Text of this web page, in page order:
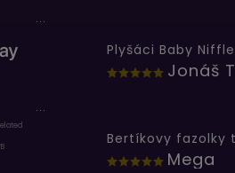
...
Plyšáci Baby
Jonáš
...
Mega